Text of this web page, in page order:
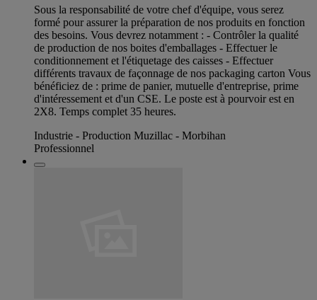
Sous la responsabilité de votre chef d'équipe, vous serez
formé pour assurer la préparation de nos produits en fonction
des besoins. Vous devrez notamment : - Contrôler la qualité
de production de nos boites d'emballages - Effectuer le
conditionnement et l'étiquetage des caisses - Effectuer
différents travaux de façonnage de nos packaging carton Vous
bénéficiez de : prime de panier, mutuelle d'entreprise, prime
d'intéressement et d'un CSE. Le poste est à pourvoir est en
2X8. Temps complet 35 heures.
Industrie - Production Muzillac - Morbihan
Professionnel